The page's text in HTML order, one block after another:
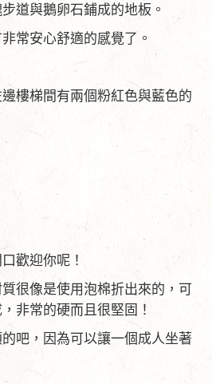
道與鵝卵石鋪成的地板。
常安心舒適的感覺了。
樓梯間有兩個粉紅色與藍色的
歡迎你呢！
很像是使用泡棉折出來的，可
非常的硬而且很堅固！
吧，因為可以讓一個成人坐著